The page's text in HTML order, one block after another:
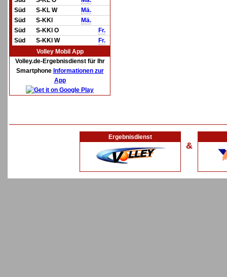
Süd
S-KL W
Mä.
Süd
S-KKl
Mä.
Süd
S-KKl O
Fr.
Süd
S-KKl W
Fr.
Volley Mobil App
Volley.de-Ergebnisdienst für Ihr
Smartphone Informationen zur
App
Ergebnisdienst
&